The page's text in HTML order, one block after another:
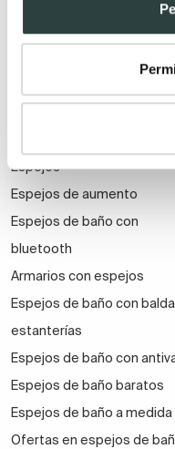
Muebles de baño
Auxiliares de baño
Espejos
Espejos de aumento
Espejos de baño con
bluetooth
Armarios con espejos
Espejos de baño con
estanterías
Espejos de baño con
Espejos de baño baratos
Espejos de baño a medida
Ofertas en espejos de